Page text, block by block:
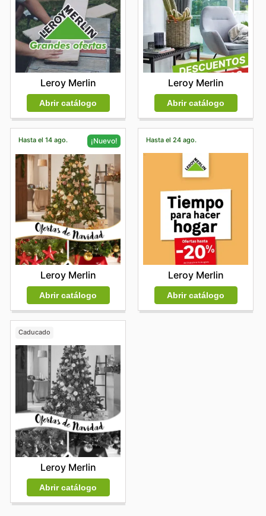
Leroy Merlin
Abrir catálogo
Leroy Merlin
Abrir catálogo
Hasta el 14 ago. ¡Nuevo!
Leroy Merlin
Abrir catálogo
Hasta el 24 ago.
Leroy Merlin
Abrir catálogo
Caducado
Leroy Merlin
Abrir catálogo